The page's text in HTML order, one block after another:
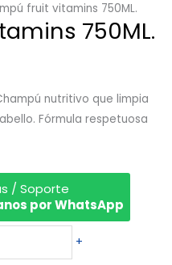
fruit vitamins 750ML.
750ML.
nutritivo que limpia
Fórmula respetuosa
/ Soporte
por WhatsApp
+